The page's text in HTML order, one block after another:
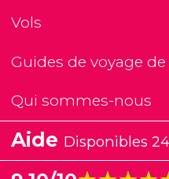
Vols
Guides de voyage
Qui sommes-nous
Aide Disponibles